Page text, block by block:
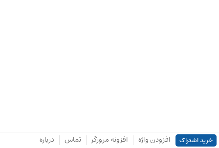
خرید اشتراک افزودن واژه افزونه مرورگر تماس درباره